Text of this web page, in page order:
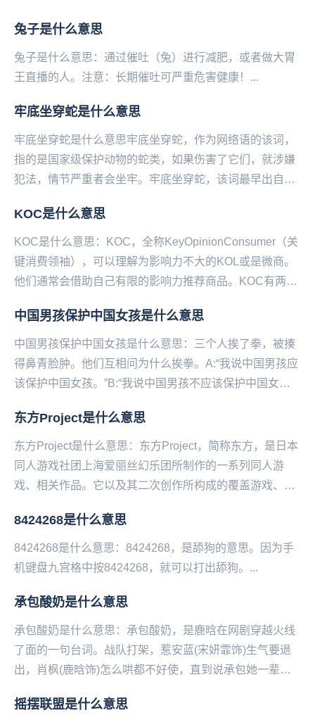
兔子是什么意思
兔子是什么意思：通过催吐（兔）进行减肥，或者做大胃
王直播的人。注意：长期催吐可严重危害健康！...
牢底坐穿蛇是什么意思
牢底坐穿蛇是什么意思牢底坐穿蛇，作为网络语的该词，
指的是国家级保护动物的蛇类，如果伤害了它们，就涉嫌
犯法，情节严重者会坐牢。牢底坐穿蛇，该词最早出自于
比...
KOC是什么意思
KOC是什么意思：KOC，全称KeyOpinionConsumer（关
键消费领袖），可以理解为影响力不大的KOL或是微商。
他们通常会借助自己有限的影响力推荐商品。KOC有两大
中国男孩保护中国女孩是什么意思
中国男孩保护中国女孩是什么意思：三个人挨了拳，被揍
得鼻青脸肿。他们互相问为什么挨拳。A:“我说中国男孩应
该保护中国女孩。”B:“我说中国男孩不应该保护中国女
东方Project是什么意思
东方Project是什么意思：东方Project，简称东方，是日本
同人游戏社团上海爱丽丝幻乐团所制作的一系列同人游
戏、相关作品。它以及其二次创作所构成的覆盖游戏、动
8424268是什么意思
8424268是什么意思：8424268，是舔狗的意思。因为手
机键‌‌‌‌‌‌‌‌‌‌‌‌盘九宫格中按8424268，就可以打出舔狗。...
承包酸奶是什么意思
承包酸奶是什么意思：承包酸奶，是鹿晗在网剧穿越火线
了面的一句台词。战队打架，惹安蓝(宋妍霏饰)生气要退
出，肖枫(鹿晗饰)怎么哄都不好使，直到说承包她一辈子
摇摆联盟是什么意思